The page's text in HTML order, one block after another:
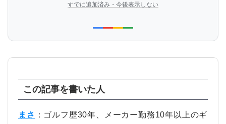
すでに追加済み・今後表示しない
この記事を書いた人
まさ ：ゴルフ歴30年、メーカー勤務10年以上のギ